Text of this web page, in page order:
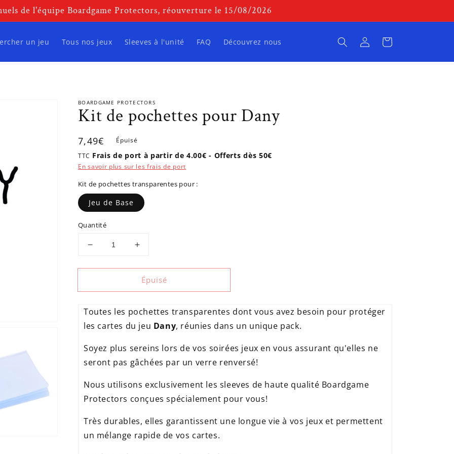
de l'équipe Boardgame Protectors, réouverture le 15/08/2026
un jeu Tous nos jeux Sleeves à l'unité FAQ Découvrez nous ConnexionPanier
support
multimédia
3
BOARDGAME PROTECTORS
Kit de pochettes pour Dany
Prix
habituel
7,49€
Épuisé
TTC Frais de port à partir de 4.00€ - Offerts dès 50€
En savoir plus sur les frais de port
Kit de pochettes transparentes pour :
Jeu de Base
Quantité
Réduire
quantité
Kit
pochettes
pour
Augmenter
quantité
de
Kit
pochettes
pour
Dany
Épuisé
Toutes les pochettes transparentes dont vous avez besoin pour protéger
les cartes du jeu Dany, réunies dans un unique pack.
Soyez plus sereins lors de vos soirées jeux en vous assurant qu'elles ne
seront pas gâchées par un verre renversé!
Nous utilisons exclusivement les sleeves de haute qualité Boardgame
Protectors conçues spécialement pour vous!
Très durables, elles garantissent une longue vie à vos jeux et permettent
un mélange rapide de vos cartes.